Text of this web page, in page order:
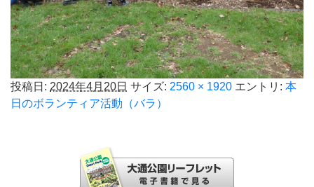
投稿日: 2024年4月20日 サイズ: 2560 × 1920 エントリ: 本
日のボランティア活動（バラ）